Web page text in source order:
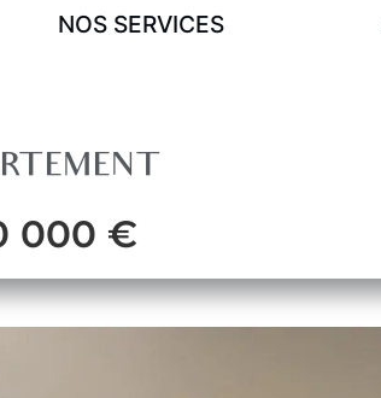
NOS SERVICES
000 €